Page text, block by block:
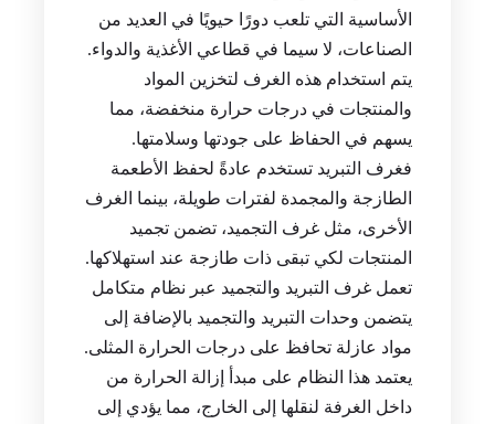
الأساسية التي تلعب دورًا حيويًا في العديد من
الصناعات، لا سيما في قطاعي الأغذية والدواء.
يتم استخدام هذه الغرف لتخزين المواد
والمنتجات في درجات حرارة منخفضة، مما
يسهم في الحفاظ على جودتها وسلامتها.
فغرف التبريد تستخدم عادةً لحفظ الأطعمة
الطازجة والمجمدة لفترات طويلة، بينما الغرف
الأخرى، مثل غرف التجميد، تضمن تجميد
المنتجات لكي تبقى ذات طازجة عند استهلاكها.
تعمل غرف التبريد والتجميد عبر نظام متكامل
يتضمن وحدات التبريد والتجميد بالإضافة إلى
مواد عازلة تحافظ على درجات الحرارة المثلى.
يعتمد هذا النظام على مبدأ إزالة الحرارة من
داخل الغرفة لنقلها إلى الخارج، مما يؤدي إلى